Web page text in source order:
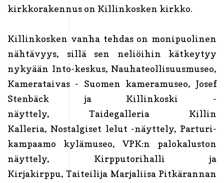
kirkkorakennus on Killinkosken kirkko.
Killinkosken vanha tehdas on monipuolinen
nähtävyys, sillä sen neliöihin kätkeytyy
nykyään Into-keskus, Nauhateollisuusmuseo,
Kamerataivas - Suomen kameramuseo, Josef
Stenbäck ja Killinkoski -
näyttely, Taidegalleria Killin
Kalleria, Nostalgiset lelut -näyttely, Parturi-
kampaamo kylämuseo, VPK:n palokaluston
näyttely, Kirpputorihalli ja
Kirjakirppu, Taiteilija Marjaliisa Pitkärannan